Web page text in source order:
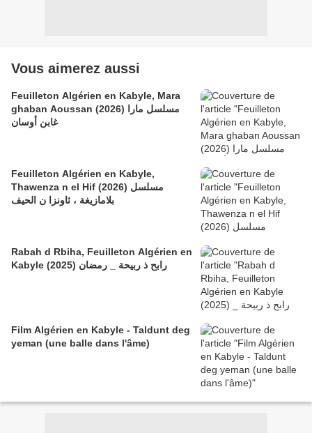
Vous aimerez aussi
Feuilleton Algérien en Kabyle, Mara
ghaban Aoussan (2026) مسلسل مارا
غابن أوسان
Feuilleton Algérien en Kabyle,
Thawenza n el Hif (2026) مسلسل
بلامازيغة ، ثاونزا ن الحيف
Rabah d Rbiha, Feuilleton Algérien en
Kabyle (2025) رابح ذ ربيحة _ رمضان
Film Algérien en Kabyle - Taldunt deg
yeman (une balle dans l'âme)